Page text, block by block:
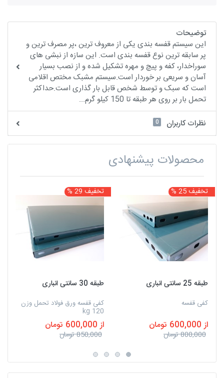
توضیحات
این سیستم قفسه بندی یکی از معروف ترین ،پر مصرف ترین و
پر سابقه ترین نوع قفسه بندی است. این سازه از نبشی های
سوراخدار، کفه و پیچ و مهره تشکیل شده و از نصب بسیار
آسان و سریعی بر خوردار است.سیستم مشبک مختص اقلامی
است که سبک و توسط شخص قابل بار گذاری است.حداکثر
تحمل بار بر روی هر طبقه تا 150 کیلو گرم...
نظرات کاربران
0
محصولات پیشنهادی
تخفیف 25 %
طبقه 25 سانتی انباری
کفی قفسه
از 600,000 تومان
800,000 تومان
تخفیف 29 %
طبقه 30 سانتی انباری
کفی قفسه ورق فولاد تحمل وزن
120 kg
از 600,000 تومان
850,000 تومان